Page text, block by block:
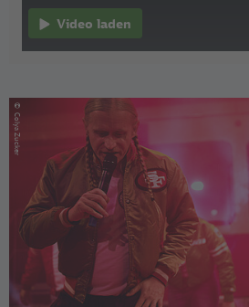
Video laden
©
Colya Zucker